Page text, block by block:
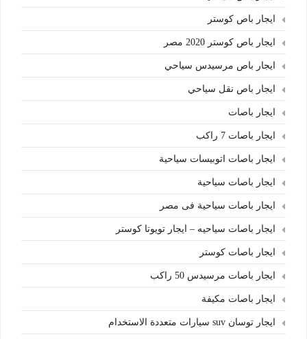
ايجار باص كوستر
ايجار باص كوستر 2020 مصر
ايجار باص مرسيدس سياحي
ايجار باص نقل سياحي
ايجار باصات
ايجار باصات 7 راكب
ايجار باصات اتوبيسات سياحية
ايجار باصات سياحية
ايجار باصات سياحية فى مصر
ايجار باصات سياحيه – ايجار تويوتا كوستر
ايجار باصات كوستر
ايجار باصات مرسيدس 50 راكب
ايجار باصات مكيفة
ايجار توسان suv سيارات متعددة الاستخدام